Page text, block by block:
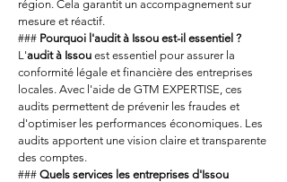
région. Cela garantit un accompagnement sur
mesure et réactif.
### Pourquoi l'audit à Issou est-il essentiel ?
L'audit à Issou est essentiel pour assurer la
conformité légale et financière des entreprises
locales. Avec l'aide de GTM EXPERTISE, ces
audits permettent de prévenir les fraudes et
d'optimiser les performances économiques. Les
audits apportent une vision claire et transparente
des comptes.
### Quels services les entreprises d'Issou